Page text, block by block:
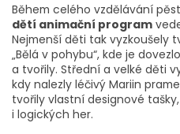
Během celého vzdělávání
dětí animační program
Nejmenší děti tak vyzkoušely
„Bělá v pohybu“, kde je
a tvořily. Střední a velké děti
kdy nalezly léčivý Mariin
tvořily vlastní designové
i logických her.